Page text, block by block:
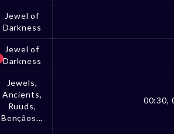
Jewel of
Darkness
Jewel of
Darkness
Jewels,
Ancients,
Ruuds,
Bençãos...
00:30,